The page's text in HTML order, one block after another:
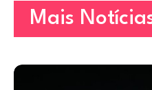
Mais